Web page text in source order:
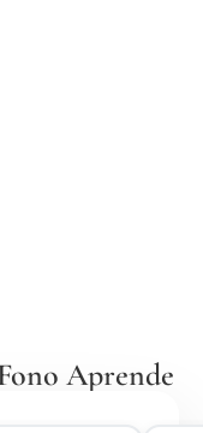
Aprende